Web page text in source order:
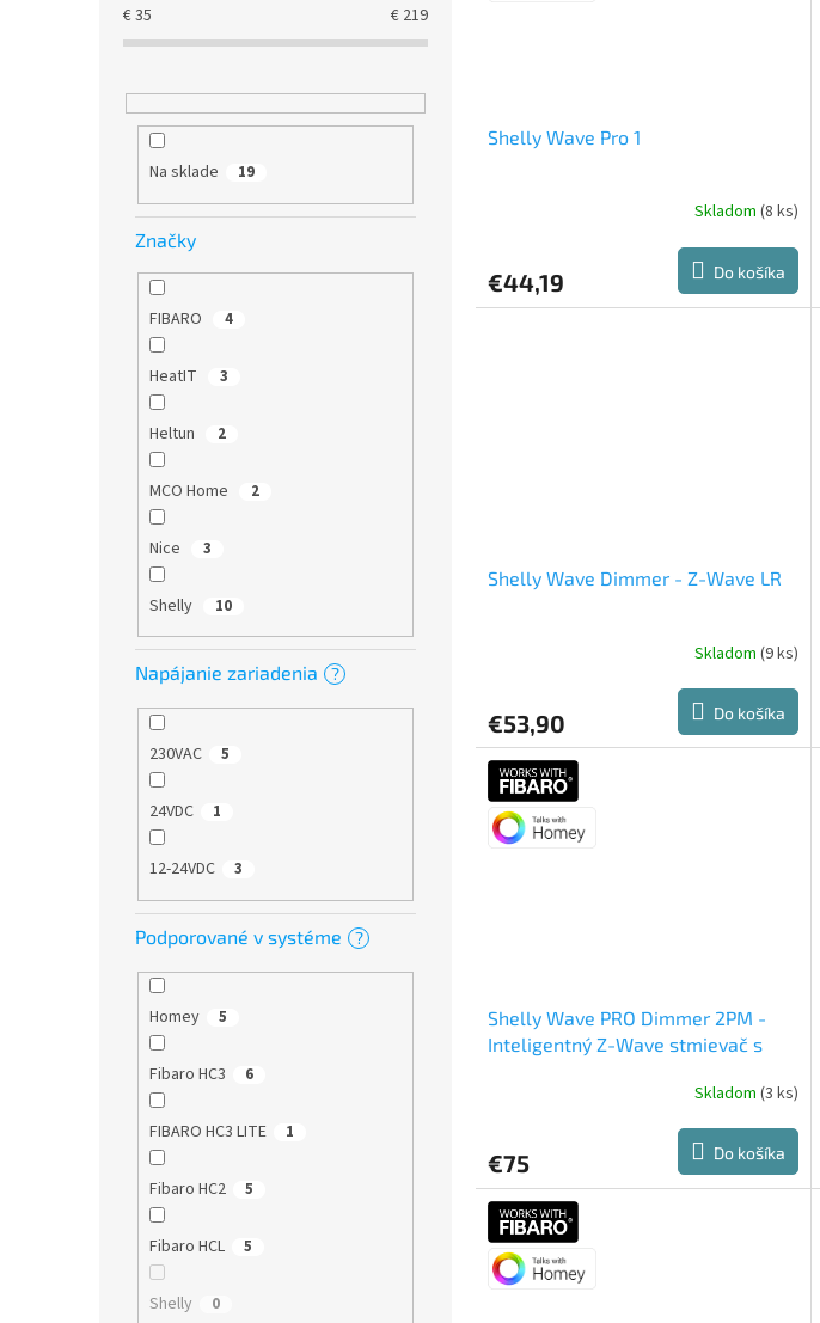
€35 € 219
Na sklade 19
Značky
FIBARO 4
HeatIT 3
Heltun 2
MCO Home 2
Nice 3
Shelly 10
Napájanie zariadenia ?
230VAC 5
24VDC 1
12-24VDC 3
Podporované v systéme ?
Homey 5
Fibaro HC3 6
FIBARO HC3 LITE 1
Fibaro HC2 5
Fibaro HCL 5
Shelly 0
Shelly Wave Pro 1
Skladom (8 ks)
€44,19 Do košíka
Shelly Wave Dimmer - Z-Wave LR
Skladom (9 ks)
€53,90 Do košíka
Shelly Wave PRO Dimmer 2PM -
Inteligentný Z-Wave stmievač s
Skladom (3 ks)
€75 Do košíka